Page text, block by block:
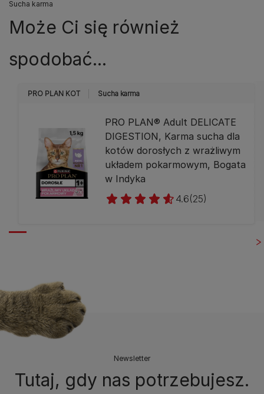
Sucha karma
Może Ci się również
spodobać...
PRO PLAN KOT Sucha karma
PRO PLAN® Adult DELICATE
DIGESTION, Karma sucha dla
kotów dorosłych z wrażliwym
układem pokarmowym, Bogata
w Indyka
4.6(25)
Newsletter
Tutaj, gdy nas potrzebujesz.